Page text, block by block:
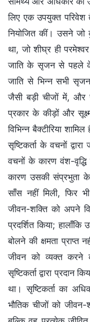
लिए एक उपयुक्त परिवेश
नियोजित कीं। उसने जो
था, जो शीघ्र ही
जाति के सृजन से पहले के
जाति से भिन्न सभी
जैसी बड़ी चीजों में, और
प्रकार के कीड़ों और
विभिन्न बैक्टीरिया
सृष्टिकर्ता के वचनों
वचनों के कारण वंश-
कारण उसकी संप्रभुता के
साँस नहीं मिली, फिर भी
जीवन-शक्ति को अपने
प्रदर्शित किया; हालाँकि
बोलने की क्षमता
जीवन को व्यक्त करने
सृष्टिकर्ता द्वारा प्रदान
था। सृष्टिकर्ता का
भौतिक चीजों को